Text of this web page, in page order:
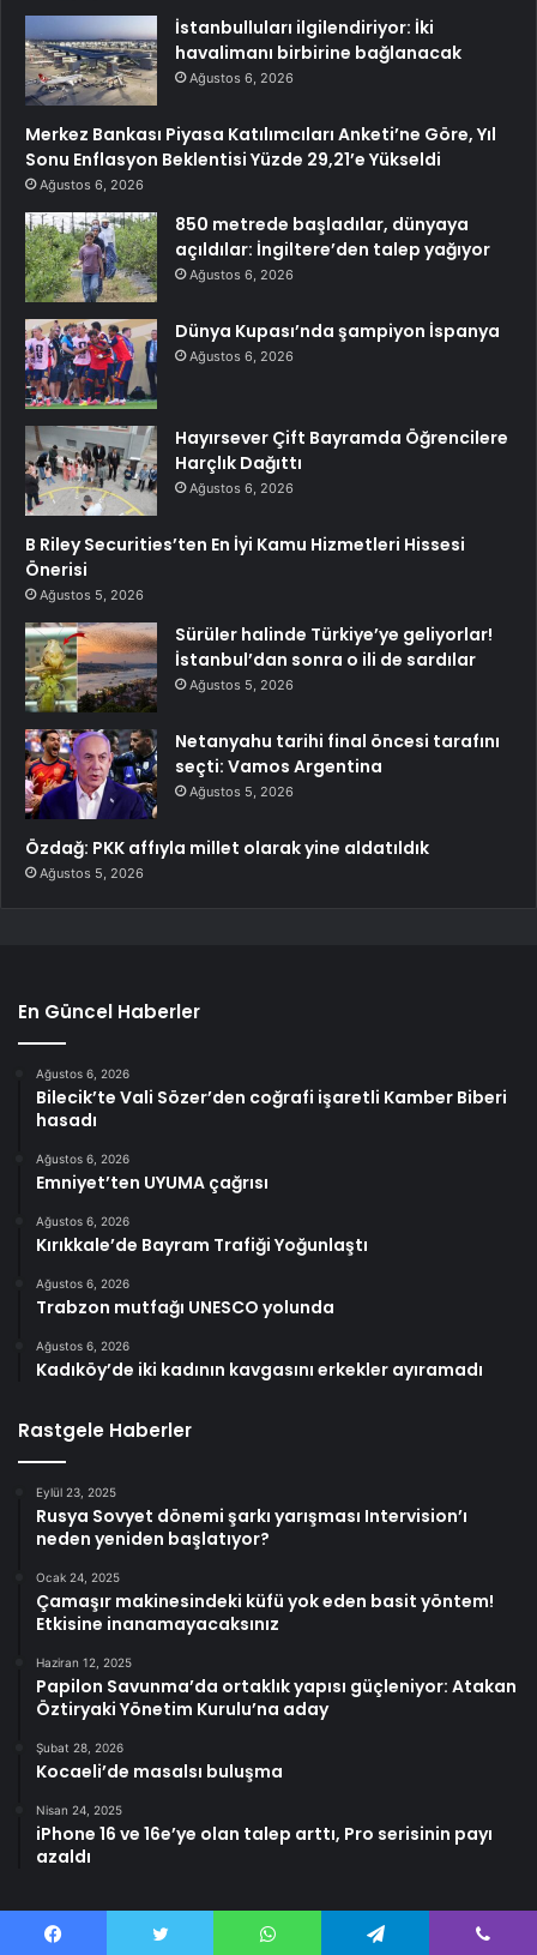
İstanbulluları ilgilendiriyor: İki
havalimanı birbirine bağlanacak
Ağustos 6, 2026
Merkez Bankası Piyasa Katılımcıları Anketi’ne Göre, Yıl
Sonu Enflasyon Beklentisi Yüzde 29,21’e Yükseldi
Ağustos 6, 2026
850 metrede başladılar, dünyaya
açıldılar: İngiltere’den talep yağıyor
Ağustos 6, 2026
Dünya Kupası’nda şampiyon İspanya
Ağustos 6, 2026
Hayırsever Çift Bayramda Öğrencilere
Harçlık Dağıttı
Ağustos 6, 2026
B Riley Securities’ten En İyi Kamu Hizmetleri Hissesi
Önerisi
Ağustos 5, 2026
Sürüler halinde Türkiye’ye geliyorlar!
İstanbul’dan sonra o ili de sardılar
Ağustos 5, 2026
Netanyahu tarihi final öncesi tarafını
seçti: Vamos Argentina
Ağustos 5, 2026
Özdağ: PKK affıyla millet olarak yine aldatıldık
Ağustos 5, 2026
En Güncel Haberler
Ağustos 6, 2026
Bilecik’te Vali Sözer’den coğrafi işaretli Kamber Biberi
hasadı
Ağustos 6, 2026
Emniyet’ten UYUMA çağrısı
Ağustos 6, 2026
Kırıkkale’de Bayram Trafiği Yoğunlaştı
Ağustos 6, 2026
Trabzon mutfağı UNESCO yolunda
Ağustos 6, 2026
Kadıköy’de iki kadının kavgasını erkekler ayıramadı
Rastgele Haberler
Eylül 23, 2025
Rusya Sovyet dönemi şarkı yarışması Intervision’ı
neden yeniden başlatıyor?
Ocak 24, 2025
Çamaşır makinesindeki küfü yok eden basit yöntem!
Etkisine inanamayacaksınız
Haziran 12, 2025
Papilon Savunma’da ortaklık yapısı güçleniyor: Atakan
Öztiryaki Yönetim Kurulu’na aday
Şubat 28, 2026
Kocaeli’de masalsı buluşma
Nisan 24, 2025
iPhone 16 ve 16e’ye olan talep arttı, Pro serisinin payı
azaldı